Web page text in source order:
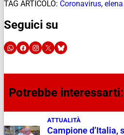
TAG ARTICOLO: Coronavirus,
Seguici su
Potrebbe interessarti:
ATTUALITÀ
Campione d’Italia,